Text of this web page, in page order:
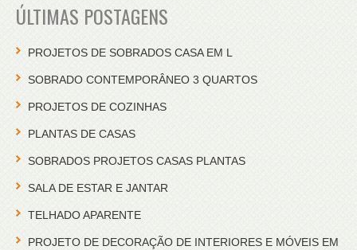
ÚLTIMAS POSTAGENS
PROJETOS DE SOBRADOS CASA EM L
SOBRADO CONTEMPORÂNEO 3 QUARTOS
PROJETOS DE COZINHAS
PLANTAS DE CASAS
SOBRADOS PROJETOS CASAS PLANTAS
SALA DE ESTAR E JANTAR
TELHADO APARENTE
PROJETO DE DECORAÇÃO DE INTERIORES E MÓVEIS EM